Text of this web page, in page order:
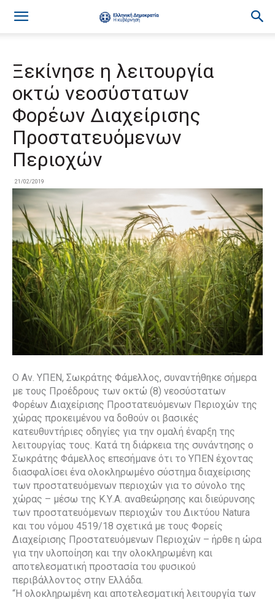
Ξεκίνησε η λειτουργία
οκτώ νεοσύστατων
Φορέων Διαχείρισης
Προστατευόμενων
Περιοχών
21/02/2019
Ο Αν. ΥΠΕΝ, Σωκράτης Φάμελλος, συναντήθηκε σήμερα
με τους Προέδρους των οκτώ (8) νεοσύστατων
Φορέων Διαχείρισης Προστατευόμενων Περιοχών της
χώρας προκειμένου να δοθούν οι βασικές
κατευθυντήριες οδηγίες για την ομαλή έναρξη της
λειτουργίας τους. Κατά τη διάρκεια της συνάντησης ο
Σωκράτης Φάμελλος επεσήμανε ότι το ΥΠΕΝ έχοντας
διασφαλίσει ένα ολοκληρωμένο σύστημα διαχείρισης
των προστατευόμενων περιοχών για το σύνολο της
χώρας – μέσω της Κ.Υ.Α. αναθεώρησης και διεύρυνσης
των προστατευόμενων περιοχών του Δικτύου Natura
και του νόμου 4519/18 σχετικά με τους Φορείς
Διαχείρισης Προστατευόμενων Περιοχών – ήρθε η ώρα
για την υλοποίηση και την ολοκληρωμένη και
αποτελεσματική προστασία του φυσικού
περιβάλλοντος στην Ελλάδα.
“Η ολοκληρωμένη και αποτελεσματική λειτουργία των